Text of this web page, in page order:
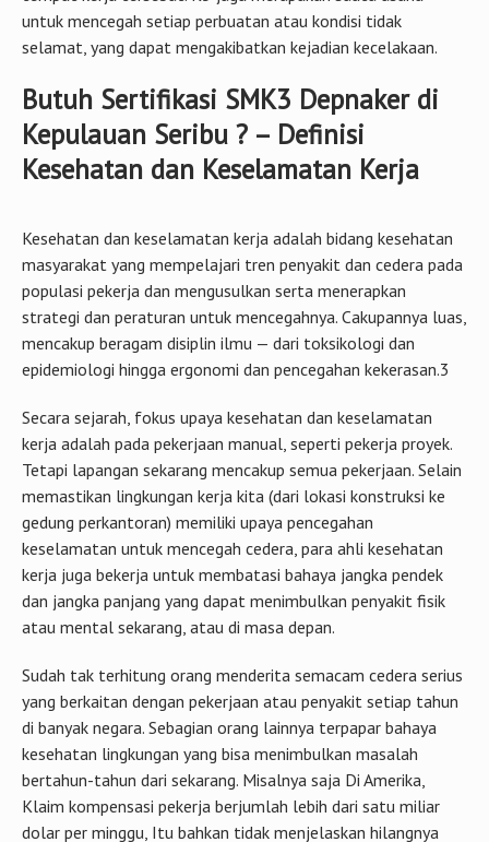
Butuh Sertifikasi SMK3 Depnaker di
Kepulauan Seribu ? – Definisi
Kesehatan dan Keselamatan Kerja
Kesehatan dan keselamatan kerja adalah bidang kesehatan
masyarakat yang mempelajari tren penyakit dan cedera pada
strategi dan peraturan untuk mencegahnya. Cakupannya luas,
mencakup beragam disiplin ilmu — dari toksikologi dan
epidemiologi hingga ergonomi dan pencegahan kekerasan.3
Secara sejarah, fokus upaya kesehatan dan keselamatan
kerja adalah pada pekerjaan manual, seperti pekerja proyek.
memastikan lingkungan kerja kita (dari lokasi konstruksi ke
gedung perkantoran) memiliki upaya pencegahan
keselamatan untuk mencegah cedera, para ahli kesehatan
kerja juga bekerja untuk membatasi bahaya jangka pendek
dan jangka panjang yang dapat menimbulkan penyakit fisik
atau mental sekarang, atau di masa depan.
Sudah tak terhitung orang menderita semacam cedera serius
yang berkaitan dengan pekerjaan atau penyakit setiap tahun
kesehatan lingkungan yang bisa menimbulkan masalah
bertahun-tahun dari sekarang. Misalnya saja Di Amerika,
Klaim kompensasi pekerja berjumlah lebih dari satu miliar
dolar per minggu, Itu bahkan tidak menjelaskan hilangnya
upah dan biaya tidak langsung lainnya, seperti penurunan
produktivitas dan jumlah psikologis yang dialami atau
merawat seseorang yang mengalami cedera.